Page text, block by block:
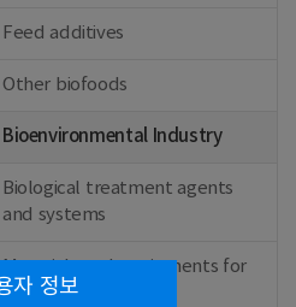
Feed additives
Other biofoods
Bioenvironmental Industry
Biological treatment agents
and systems
Materials and equipments for
bio immobilization
자 정보